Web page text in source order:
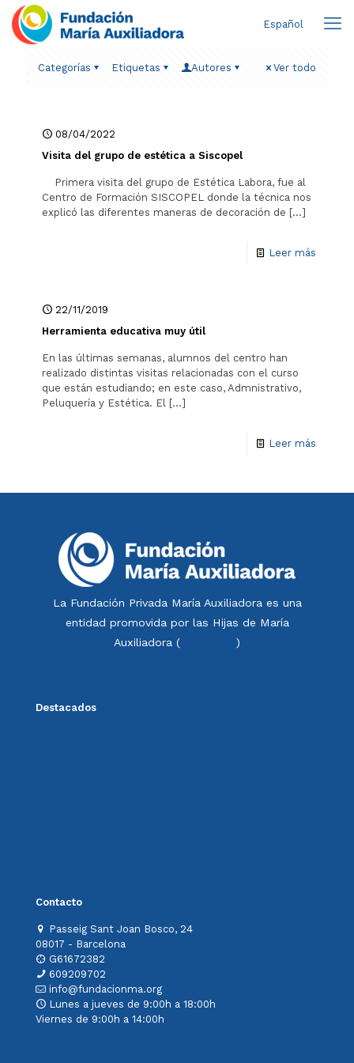
Español
Categorías Etiquetas Autores Ver todo
08/04/2022
Visita del grupo de estética a Siscopel
Primera visita del grupo de Estética Labora, fue al
Centro de Formación SISCOPEL donde la técnica nos
explicó las diferentes maneras de decoración de […]
Leer más
22/11/2019
Herramienta educativa muy útil
En las últimas semanas, alumnos del centro han
realizado distintas visitas relacionadas con el curso
que están estudiando; en este caso, Admnistrativo,
Peluquería y Estética. El […]
Leer más
La Fundación Privada María Auxiliadora es una
entidad promovida por las Hijas de María
Auxiliadora (
)
Destacados
Contacto
Passeig Sant Joan Bosco, 24
08017 - Barcelona
G61672382
609209702
info@fundacionma.org
Lunes a jueves de 9:00h a 18:00h
Viernes de 9:00h a 14:00h